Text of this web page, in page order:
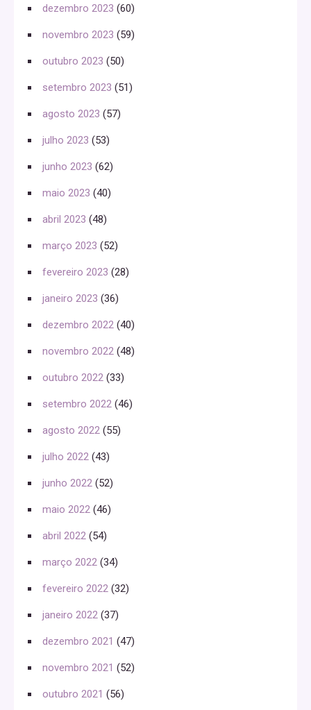
dezembro 2023 (60)
novembro 2023 (59)
outubro 2023 (50)
setembro 2023 (51)
agosto 2023 (57)
julho 2023 (53)
junho 2023 (62)
maio 2023 (40)
abril 2023 (48)
março 2023 (52)
fevereiro 2023 (28)
janeiro 2023 (36)
dezembro 2022 (40)
novembro 2022 (48)
outubro 2022 (33)
setembro 2022 (46)
agosto 2022 (55)
julho 2022 (43)
junho 2022 (52)
maio 2022 (46)
abril 2022 (54)
março 2022 (34)
fevereiro 2022 (32)
janeiro 2022 (37)
dezembro 2021 (47)
novembro 2021 (52)
outubro 2021 (56)